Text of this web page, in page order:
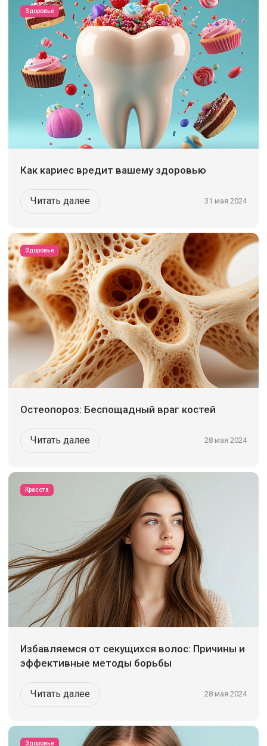
Здоровье
Как кариес вредит вашему здоровью
Читать далее 31 мая 2024
Здоровье
Остеопороз: Беспощадный враг костей
Читать далее 28 мая 2024
Красота
Избавляемся от секущихся волос: Причины и
эффективные методы борьбы
Читать далее 28 мая 2024
Здоровье